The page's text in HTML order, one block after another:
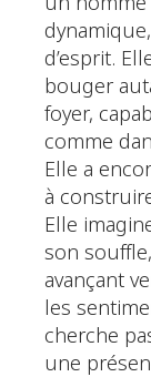
d’esprit.
bouger
foyer,
comme
Elle a
à
Elle
son
avançant
les
cherche
une